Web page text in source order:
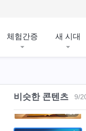
체험간증 새 시대
비슷한 콘텐츠 9/
9:25